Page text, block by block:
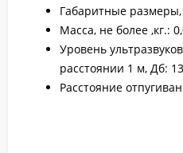
Габаритные размеры,
Масса, не более ,кг.:
Уровень
расстоянии 1 м, Дб:
Расстояние